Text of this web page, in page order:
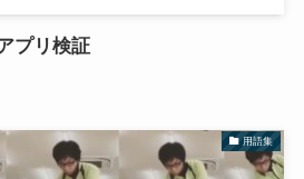
プリ検証
用語集